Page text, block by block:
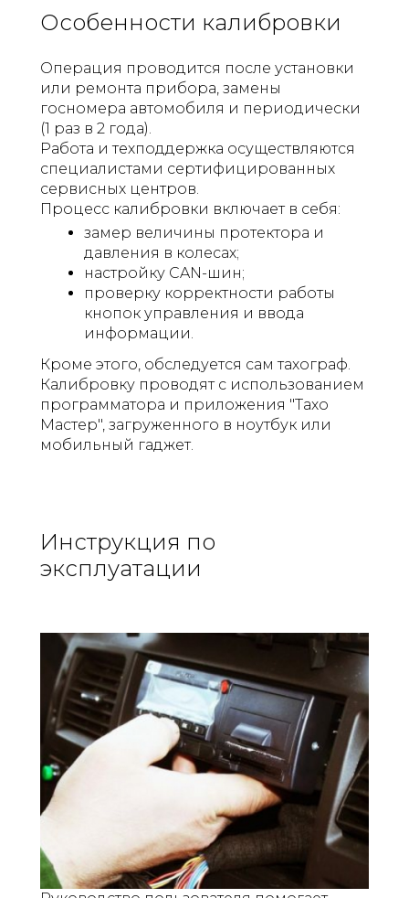
Особенности калибровки
Операция проводится после установки
или ремонта прибора, замены
госномера автомобиля и периодически
(1 раз в 2 года).
Работа и техподдержка осуществляются
специалистами сертифицированных
сервисных центров.
Процесс калибровки включает в себя:
замер величины протектора и
давления в колесах;
настройку CAN-шин;
проверку корректности работы
кнопок управления и ввода
информации.
Кроме этого, обследуется сам тахограф.
Калибровку проводят с использованием
программатора и приложения "Тахо
Мастер", загруженного в ноутбук или
мобильный гаджет.
Инструкция по
эксплуатации